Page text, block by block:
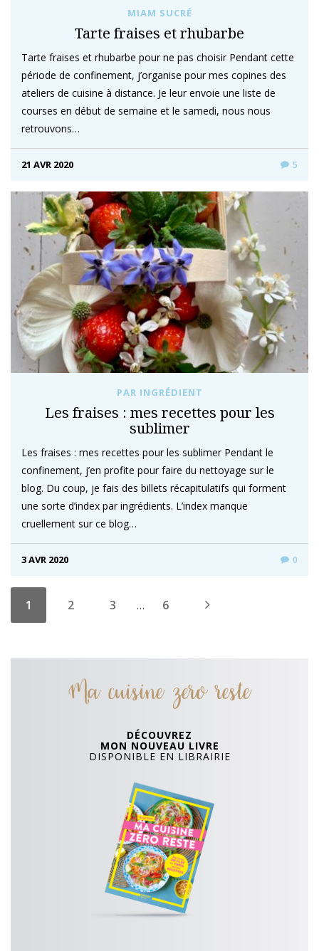
MIAM SUCRÉ
Tarte fraises et rhubarbe
Tarte fraises et rhubarbe pour ne pas choisir Pendant cette
période de confinement, j’organise pour mes copines des
ateliers de cuisine à distance. Je leur envoie une liste de
courses en début de semaine et le samedi, nous nous
retrouvons…
21 AVR 2020 5
PAR INGRÉDIENT
Les fraises : mes recettes pour les
sublimer
Les fraises : mes recettes pour les sublimer Pendant le
confinement, j’en profite pour faire du nettoyage sur le
blog. Du coup, je fais des billets récapitulatifs qui forment
une sorte d’index par ingrédients. L’index manque
cruellement sur ce blog…
3 AVR 2020 0
1 2 3 … 6
Ma cuisine zero reste
DÉCOUVREZ
MON NOUVEAU LIVRE
DISPONIBLE EN LIBRAIRIE